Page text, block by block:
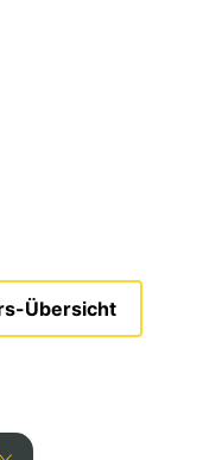
Übersicht